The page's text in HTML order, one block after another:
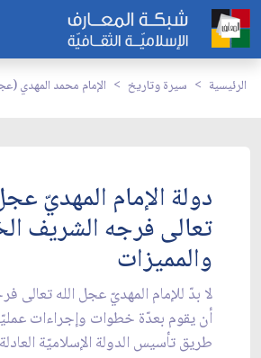
الرئيسية سيرة وتاريخ الإمام محمد المهدي
دولة الإمام المهديّ
تعالى فرجه الشريف
والمميزات
لا بدّ للإمام المهديّ عجل الله تعالى
أن يقوم بعدّة خطوات وإجراءات
طريق تأسيس الدولة الإسلاميّة